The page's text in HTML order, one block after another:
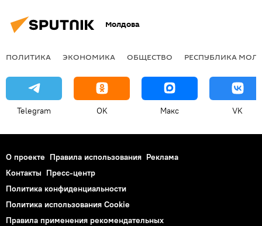
Молдова
ПОЛИТИКА ЭКОНОМИКА ОБЩЕСТВО РЕСПУБЛИКА
Telegram OK Макс VK
О проекте Правила использования Реклама
Контакты Пресс-центр
Политика конфиденциальности
Политика использования Cookie
Правила применения рекомендательных